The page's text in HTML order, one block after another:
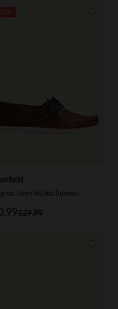
leren bootschoenen
129.99